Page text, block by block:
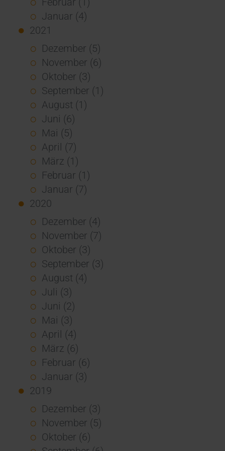
Januar (4)
2021
Dezember (5)
November (6)
Oktober (3)
September (1)
August (1)
Juni (6)
Mai (5)
April (7)
März (1)
Februar (1)
Januar (7)
2020
Dezember (4)
November (7)
Oktober (3)
September (3)
August (4)
Juli (3)
Juni (2)
Mai (3)
April (4)
März (6)
Februar (6)
Januar (3)
2019
Dezember (3)
November (5)
Oktober (6)